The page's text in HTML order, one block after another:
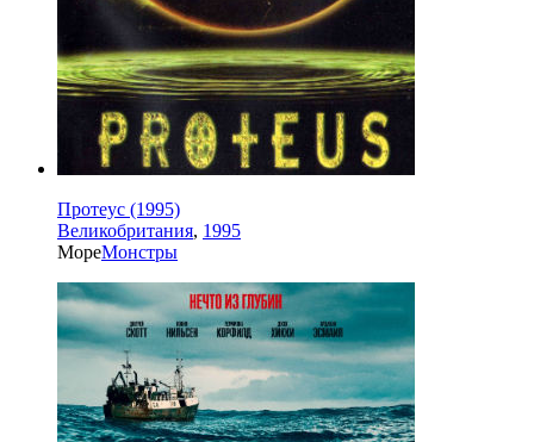
Протеус (1995)
Великобритания, 1995
МореМонстры